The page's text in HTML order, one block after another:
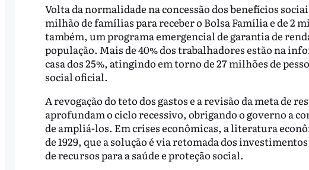
Volta da normalidade na concessão dos benefícios
milhão de famílias para receber o Bolsa Família e de 2
também, um programa emergencial de garantia de
população. Mais de 40% dos trabalhadores estão na
casa dos 25%, atingindo em torno de 27 milhões de
social oficial.
A revogação do teto dos gastos e a revisão da meta de
aprofundam o ciclo recessivo, obrigando o governo a
de ampliá-los. Em crises econômicas, a literatura
de 1929, que a solução é via retomada dos
de recursos para a saúde e proteção social.